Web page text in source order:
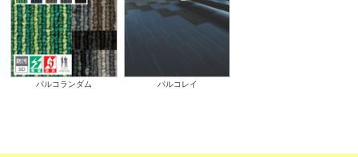
パルコランダム パルコレイ